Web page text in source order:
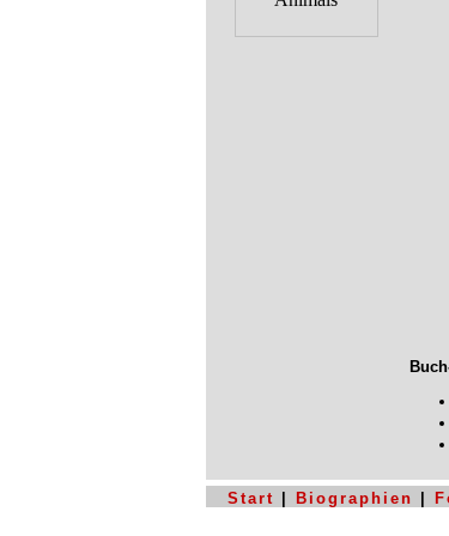
Start Biographien